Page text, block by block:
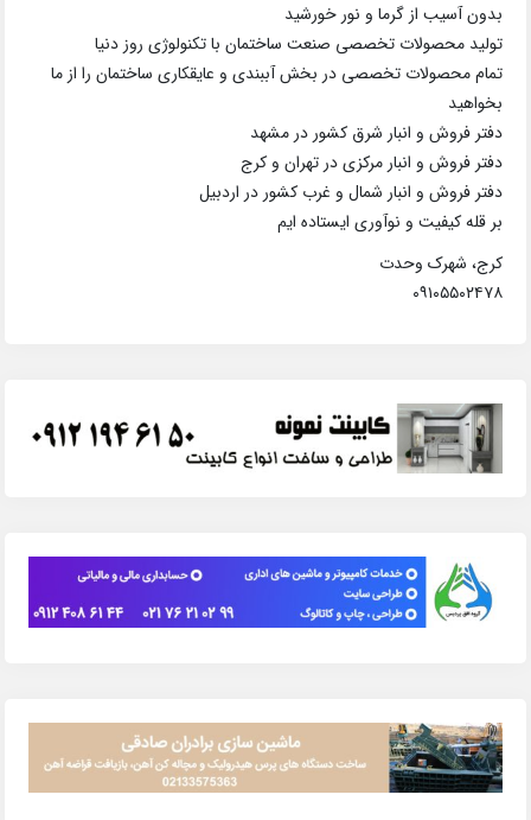
بدون آسیب از گرما و نور خورشید
تولید محصولات تخصصی صنعت ساختمان با تکنولوژی روز دنیا
تمام محصولات تخصصی در بخش آببندی و عایقکاری ساختمان را از ما
بخواهید
دفتر فروش و انبار شرق کشور در مشهد
دفتر فروش و انبار مرکزی در تهران و کرج
دفتر فروش و انبار شمال و غرب کشور در اردبیل
بر قله کیفیت و نوآوری ایستاده ایم
کرج، شهرک وحدت
۰۹۱۰۵۵۰۲۴۷۸